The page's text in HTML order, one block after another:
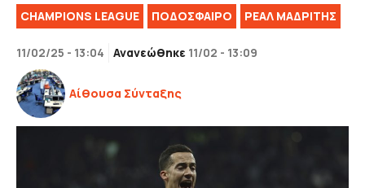
CHAMPIONS LEAGUE ΠΟΔΟΣΦΑΙΡΟ ΡΕΑΛ ΜΑΔΡΙΤΗΣ
11/02/25 - 13:04 Ανανεώθηκε 11/02 - 13:09
Αίθουσα Σύνταξης